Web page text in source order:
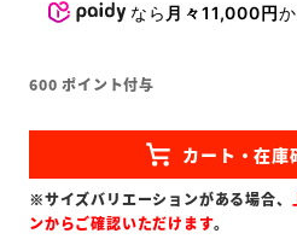
なら 月々11,000円
600 ポイント付与
※サイズバリエーションがある場合、
ンからご確認いただけます。